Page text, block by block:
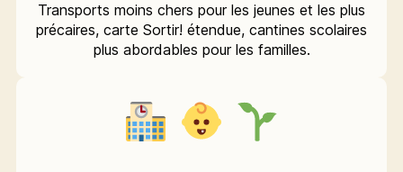
Transports moins chers pour les jeunes et les plus
précaires, carte Sortir! étendue, cantines scolaires
plus abordables pour les familles.